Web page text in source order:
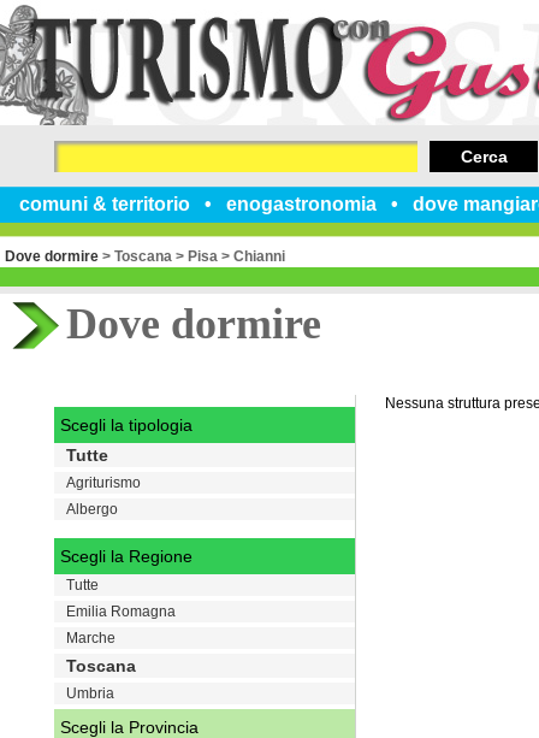
comuni & territorio enogastronomia dove
Cerca
Dove dormire > Toscana > Pisa > Chianni
Dove dormire
Nessuna struttura
Scegli la tipologia
Tutte
Agriturismo
Albergo
Scegli la Regione
Tutte
Emilia Romagna
Marche
Toscana
Umbria
Scegli la Provincia